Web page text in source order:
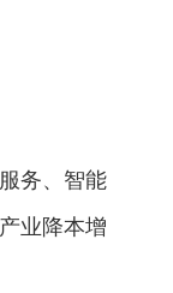
务、智能
业降本增